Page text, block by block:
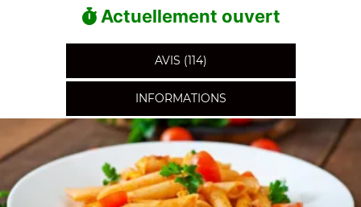
Actuellement ouvert
AVIS (114)
INFORMATIONS